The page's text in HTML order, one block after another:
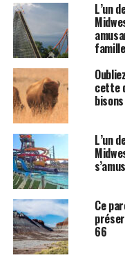
L’un
famille
cette
L’un
Ce
66